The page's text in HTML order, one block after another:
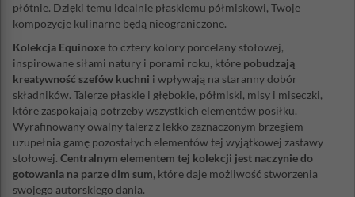
płótnie. Dzięki temu idealnie płaskiemu półmiskowi, Twoje
kompozycje kulinarne będą nieograniczone.
Kolekcja Equinoxeto cztery kolory porcelany stołowej,
inspirowane siłami natury i porami roku, które pobudzają
kreatywność szefów kuchni i wpływają na staranny dobór
składników. Talerze płaskie i głębokie, półmiski, misy i miseczki,
które zaspokajają potrzeby wszystkich elementów posiłku.
Wyrafinowany owalny talerz z lekko zaznaczonym brzegiem
uzupełnia gamę pozostałych elementów tej wyjątkowej zastawy
stołowej. Centralnym elementem tej kolekcji jest naczynie do
gotowania na parze dim sum, które daje możliwość stworzenia
swojego autorskiego dania.